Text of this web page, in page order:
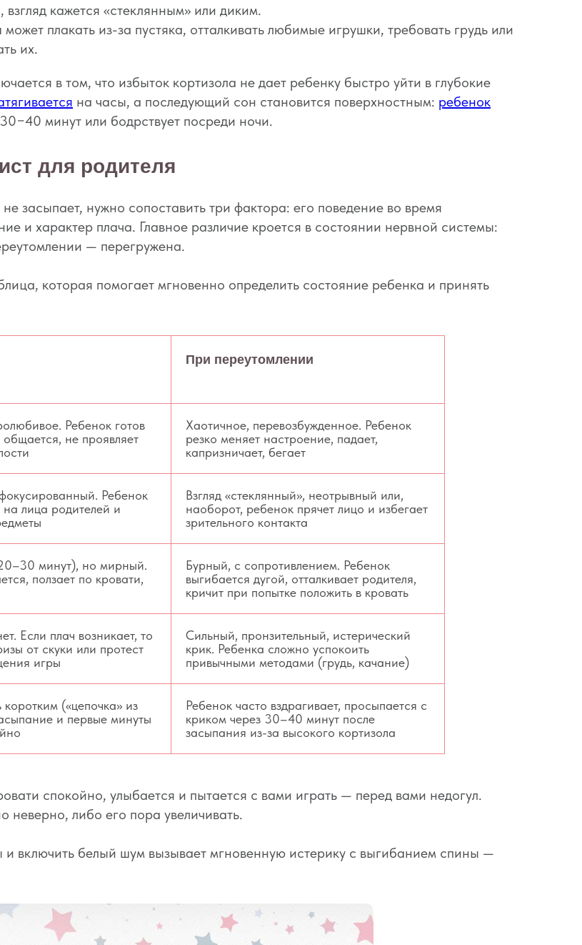
кажется «стеклянным» или диким.
плакать из-за пустяка, отталкивать любимые игрушки, требовать грудь или
их.
в том, что избыток кортизола не дает ребенку быстро уйти в глубокие
на часы, а последующий сон становится поверхностным: ребенок
минут или бодрствует посреди ночи.
для родителя
засыпает, нужно сопоставить три фактора: его поведение во время
и характер плача. Главное различие кроется в состоянии нервной системы:
— перегружена.
которая помогает мгновенно определить состояние ребенка и принять
При переутомлении
Ребенок готов
общается, не проявляет
Хаотичное, перевозбужденное. Ребенок
резко меняет настроение, падает,
капризничает, бегает
Ребенок
лица родителей и
Взгляд «стеклянный», неотрывный или,
наоборот, ребенок прячет лицо и избегает
зрительного контакта
минут), но мирный.
ползает по кровати,
Бурный, с сопротивлением. Ребенок
выгибается дугой, отталкивает родителя,
кричит при попытке положить в кровать
Если плач возникает, то
от скуки или протест
игры
Сильный, пронзительный, истерический
крик. Ребенка сложно успокоить
привычными методами (грудь, качание)
(«цепочка» из
и первые минуты
Ребенок часто вздрагивает, просыпается с
криком через 30–40 минут после
засыпания из-за высокого кортизола
спокойно, улыбается и пытается с вами играть — перед вами недогул.
неверно, либо его пора увеличивать.
включить белый шум вызывает мгновенную истерику с выгибанием спины —